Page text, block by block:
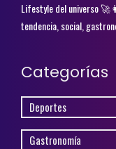
Lifestyle del universo
tendencia, social,
Categorías
Deportes
Gastronomía